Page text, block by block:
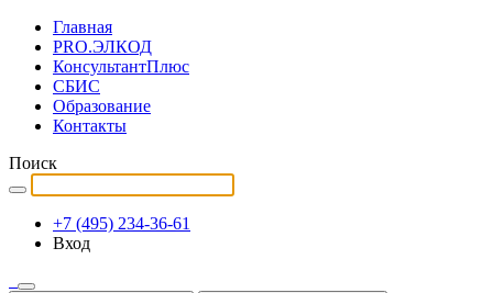
Главная
PRO.ЭЛКОД
КонсультантПлюс
СБИС
Образование
Контакты
Поиск
+7 (495) 234-36-61
Вход